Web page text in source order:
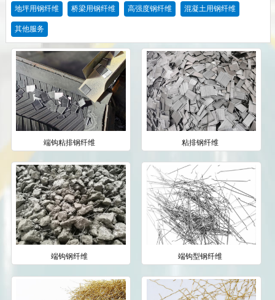
地坪用钢纤维 桥梁用钢纤维 高强度钢纤维 混凝土用钢纤维
其他服务
端钩粘排钢纤维 粘排钢纤维
端钩钢纤维 端钩型钢纤维